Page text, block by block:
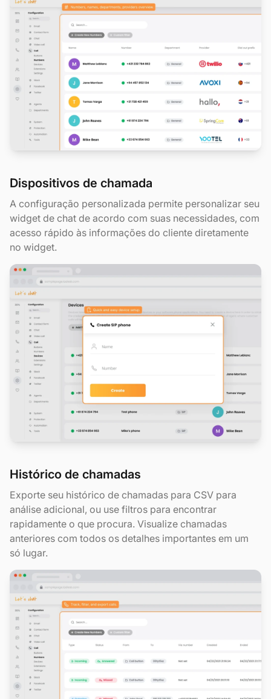
Dispositivos de chamada
A configuração personalizada permite personalizar seu
widget de chat de acordo com suas necessidades, com
acesso rápido às informações do cliente diretamente
no widget.
Histórico de chamadas
Exporte seu histórico de chamadas para CSV para
análise adicional, ou use filtros para encontrar
rapidamente o que procura. Visualize chamadas
anteriores com todos os detalhes importantes em um
só lugar.